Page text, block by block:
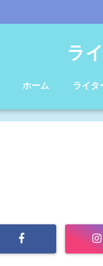
ラ
ホーム ライタ